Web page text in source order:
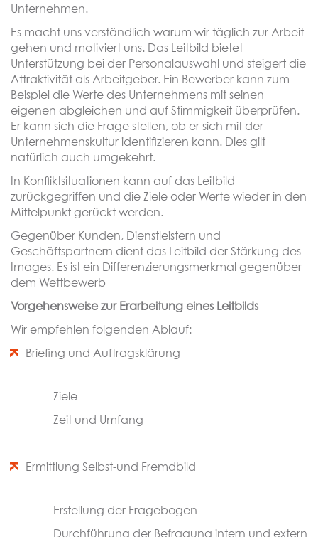
Unternehmen.
Es macht uns verständlich warum wir täglich zur Arbeit
gehen und motiviert uns. Das Leitbild bietet
Unterstützung bei der Personalauswahl und steigert die
Attraktivität als Arbeitgeber. Ein Bewerber kann zum
Beispiel die Werte des Unternehmens mit seinen
eigenen abgleichen und auf Stimmigkeit überprüfen.
Er kann sich die Frage stellen, ob er sich mit der
Unternehmenskultur identifizieren kann. Dies gilt
natürlich auch umgekehrt.
In Konfliktsituationen kann auf das Leitbild
zurückgegriffen und die Ziele oder Werte wieder in den
Mittelpunkt gerückt werden.
Gegenüber Kunden, Dienstleistern und
Geschäftspartnern dient das Leitbild der Stärkung des
Images. Es ist ein Differenzierungsmerkmal gegenüber
dem Wettbewerb
Vorgehensweise zur Erarbeitung eines Leitbilds
Wir empfehlen folgenden Ablauf:
Briefing und Auftragsklärung
Ziele
Zeit und Umfang
Ermittlung Selbst-und Fremdbild
Erstellung der Fragebogen
Durchführung der Befragung intern und extern